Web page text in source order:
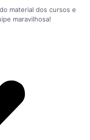
material dos cursos e
maravilhosa!